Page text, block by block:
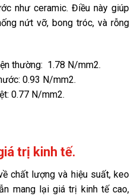
như ceramic. Điều này giúp
nứt vỡ, bong tróc, và rỗng
thường: 1.78 N/mm2.
0.93 N/mm2.
0.77 N/mm2.
trị kinh tế.
chất lượng và hiệu suất, keo
mang lại giá trị kinh tế cao,